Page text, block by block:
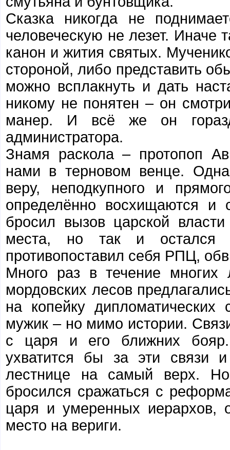
Сказка никогда не
человеческую не лезет. Иначе
канон и жития святых.
стороной, либо представить
можно всплакнуть и дать
никому не понятен – он
манер. И всё же он
администратора.
Знамя раскола – протопоп
нами в терновом венце.
веру, неподкупного и
определённо восхищаются и
бросил вызов царской
места, но так и остался
противопоставил себя РПЦ,
Много раз в течение
мордовских лесов
на копейку
мужик – но мимо истории.
с царя и его ближних бояр.
ухватится бы за эти связи
лестнице на самый верх.
бросился сражаться с
царя и умеренных иерархов,
место на вериги.